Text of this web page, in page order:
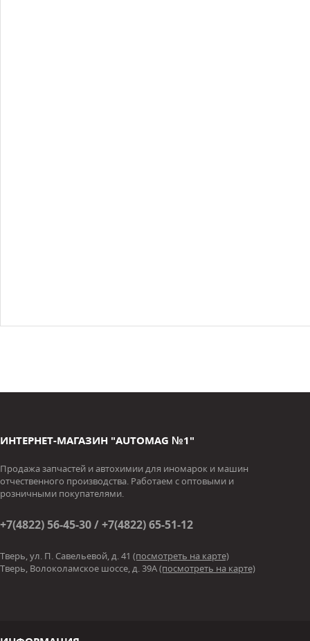
ИНТЕРНЕТ-МАГАЗИН "AUTOMAG №1"
Продажа запчастей и автохимии для иномарок и машин
отчественного производства. Работаем с оптовыми и
розничными покупателями.
+7(4822) 56-45-30 / +7(4822) 65-51-12
Тверь, ул. П. Савельевой, д. 41 (посмотреть на карте)
Тверь, Волоколамское шоссе, д. 39А(посмотреть на карте)